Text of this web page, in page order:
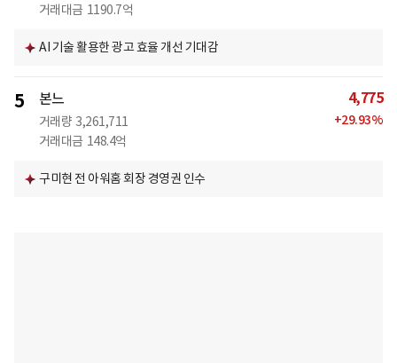
거래대금 1190.7억
AI 기술 활용한 광고 효율 개선 기대감
5 본느
거래량 3,261,711
거래대금 148.4억
4,775
+29.93%
구미현 전 아워홈 회장 경영권 인수